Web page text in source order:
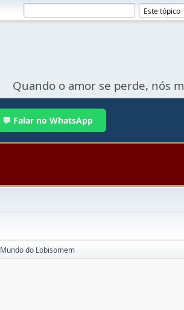
Quando o amor se perde, nós
💬 Falar no WhatsApp
Mundo do Lobisomem